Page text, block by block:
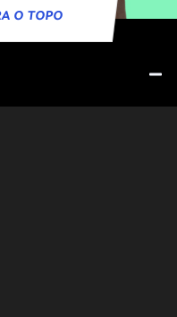
O TOPO